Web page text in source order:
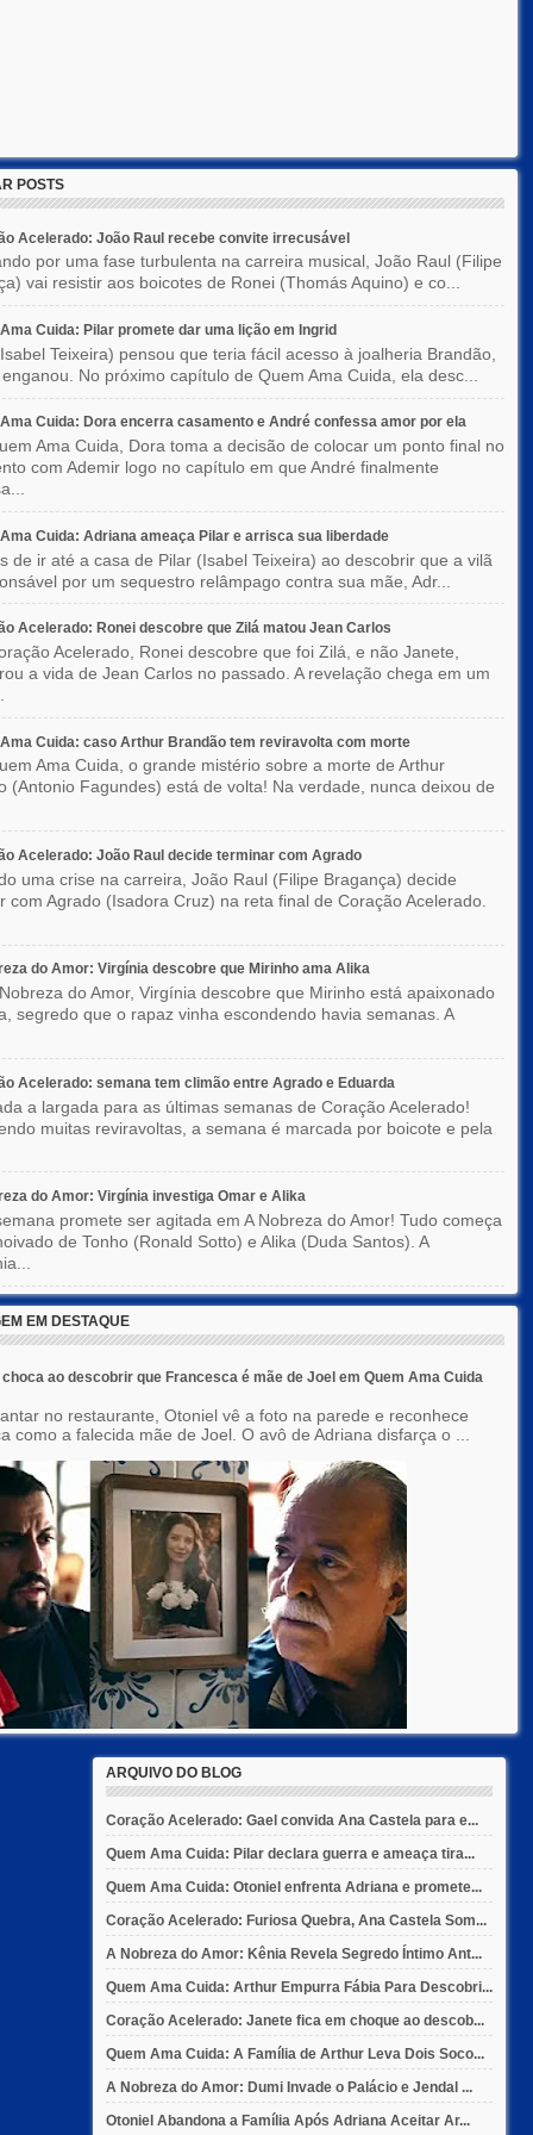
POSTS
Acelerado: João Raul recebe convite irrecusável
por uma fase turbulenta na carreira musical, João Raul (Filipe
vai resistir aos boicotes de Ronei (Thomás Aquino) e co...
Cuida: Pilar promete dar uma lição em Ingrid
Teixeira) pensou que teria fácil acesso à joalheria Brandão,
No próximo capítulo de Quem Ama Cuida, ela desc...
Cuida: Dora encerra casamento e André confessa amor por ela
Ama Cuida, Dora toma a decisão de colocar um ponto final no
com Ademir logo no capítulo em que André finalmente
Cuida: Adriana ameaça Pilar e arrisca sua liberdade
de ir até a casa de Pilar (Isabel Teixeira) ao descobrir que a vilã
por um sequestro relâmpago contra sua mãe, Adr...
Acelerado: Ronei descobre que Zilá matou Jean Carlos
Acelerado, Ronei descobre que foi Zilá, e não Janete,
a vida de Jean Carlos no passado. A revelação chega em um
Cuida: caso Arthur Brandão tem reviravolta com morte
Ama Cuida, o grande mistério sobre a morte de Arthur
(Antonio Fagundes) está de volta! Na verdade, nunca deixou de
Acelerado: João Raul decide terminar com Agrado
uma crise na carreira, João Raul (Filipe Bragança) decide
com Agrado (Isadora Cruz) na reta final de Coração Acelerado.
do Amor: Virgínia descobre que Mirinho ama Alika
do Amor, Virgínia descobre que Mirinho está apaixonado
segredo que o rapaz vinha escondendo havia semanas. A
Acelerado: semana tem climão entre Agrado e Eduarda
a largada para as últimas semanas de Coração Acelerado!
muitas reviravoltas, a semana é marcada por boicote e pela
do Amor: Virgínia investiga Omar e Alika
promete ser agitada em A Nobreza do Amor! Tudo começa
de Tonho (Ronald Sotto) e Alika (Duda Santos). A
EM DESTAQUE
ao descobrir que Francesca é mãe de Joel em Quem Ama Cuida
no restaurante, Otoniel vê a foto na parede e reconhece
como a falecida mãe de Joel. O avô de Adriana disfarça o ...
ARQUIVO DO BLOG
Coração Acelerado: Gael convida Ana Castela para e...
Quem Ama Cuida: Pilar declara guerra e ameaça tira...
Quem Ama Cuida: Otoniel enfrenta Adriana e promete...
Coração Acelerado: Furiosa Quebra, Ana Castela Som...
A Nobreza do Amor: Kênia Revela Segredo Íntimo Ant...
Quem Ama Cuida: Arthur Empurra Fábia Para Descobri...
Coração Acelerado: Janete fica em choque ao descob...
Quem Ama Cuida: A Família de Arthur Leva Dois Soco...
A Nobreza do Amor: Dumi Invade o Palácio e Jendal ...
Otoniel Abandona a Família Após Adriana Aceitar Ar...